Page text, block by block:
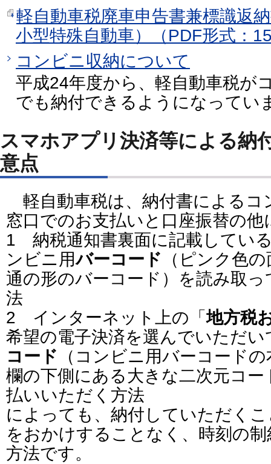
軽自動車税廃車申告書兼標識返
小型特殊自動車）（PDF形式：
コンビニ収納について
平成24年度から、軽自動車税が
でも納付できるようになってい
スマホアプリ決済等による納
意点
軽自動車税は、納付書によるコ
窓口でのお支払いと口座振替の他
1 納税通知書裏面に記載してい
ンビニ用バーコード （ピンク色
通の形のバーコード）を読み取
法
2 インターネット上の「地方税
希望の電子決済を選んでいただ
コード （コンビニ用バーコード
欄の下側にある大きな二次元コ
払いいただく方法
によっても、納付していただく
をおかけすることなく、時刻の
方法です。